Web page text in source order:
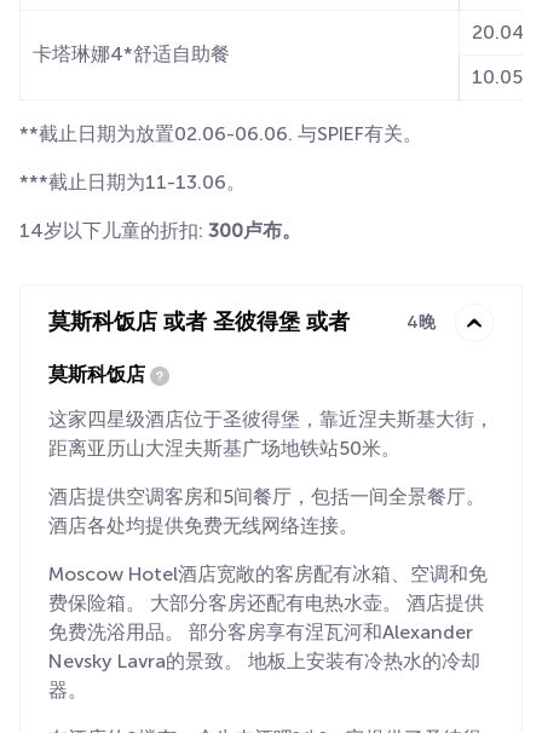
卡塔琳娜4*舒适自助餐
20.04-
10.05-
**截止日期为放置02.06-06.06. 与SPIEF有关。
***截止日期为11-13.06。
14岁以下儿童的折扣: 300卢布。
莫斯科饭店 或者 圣彼得堡 或者 4晚
莫斯科饭店
这家四星级酒店位于圣彼得堡，靠近涅夫斯基大街，
距离亚历山大涅夫斯基广场地铁站50米。
酒店提供空调客房和5间餐厅，包括一间全景餐厅。
酒店各处均提供免费无线网络连接。
Moscow Hotel酒店宽敞的客房配有冰箱、空调和免
费保险箱。 大部分客房还配有电热水壶。 酒店提供
免费洗浴用品。 部分客房享有涅瓦河和Alexander
Nevsky Lavra的景致。 地板上安装有冷热水的冷却
器。